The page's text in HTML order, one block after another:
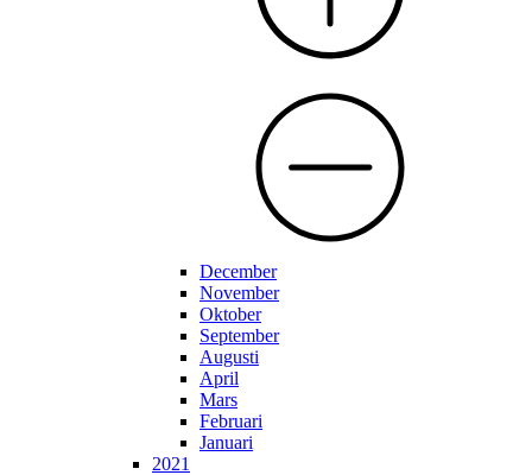
December
November
Oktober
September
Augusti
April
Mars
Februari
Januari
2021